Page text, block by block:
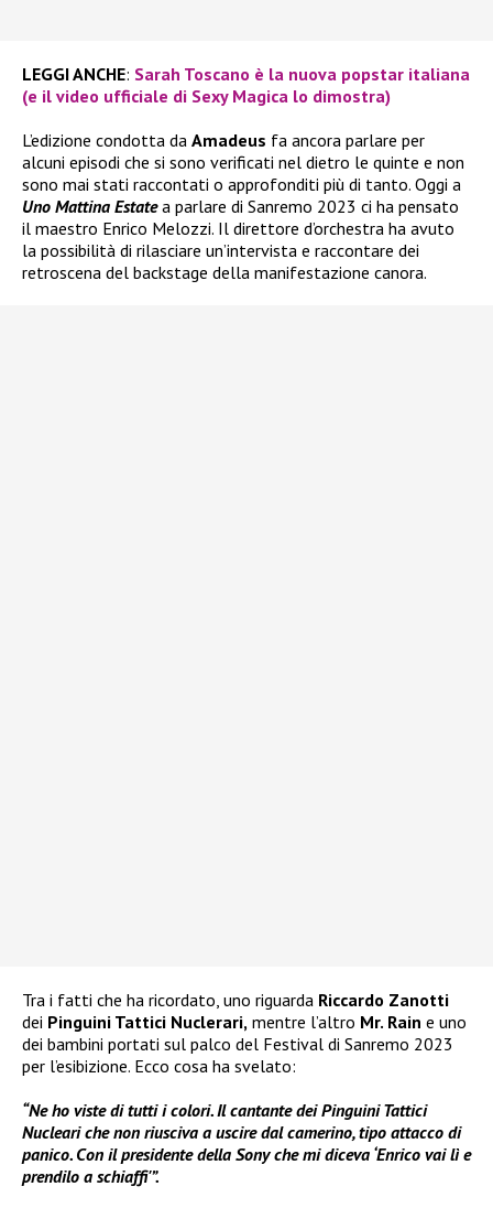
LEGGI ANCHE: Sarah Toscano è la nuova popstar italiana
(e il video ufficiale di Sexy Magica lo dimostra)
L’edizione condotta da Amadeus fa ancora parlare per
alcuni episodi che si sono verificati nel dietro le quinte e non
sono mai stati raccontati o approfonditi più di tanto. Oggi a
Uno Mattina Estatea parlare di Sanremo 2023 ci ha pensato
il maestro Enrico Melozzi. Il direttore d’orchestra ha avuto
la possibilità di rilasciare un’intervista e raccontare dei
retroscena del backstage della manifestazione canora.
Tra i fatti che ha ricordato, uno riguarda Riccardo Zanotti
dei Pinguini Tattici Nuclerari, mentre l’altro Mr. Rain e uno
dei bambini portati sul palco del Festival di Sanremo 2023
per l’esibizione. Ecco cosa ha svelato:
“Ne ho viste di tutti i colori. Il cantante dei Pinguini Tattici
Nucleari che non riusciva a uscire dal camerino, tipo attacco di
panico. Con il presidente della Sony che mi diceva ‘Enrico vai lì e
prendilo a schiaffi'”.